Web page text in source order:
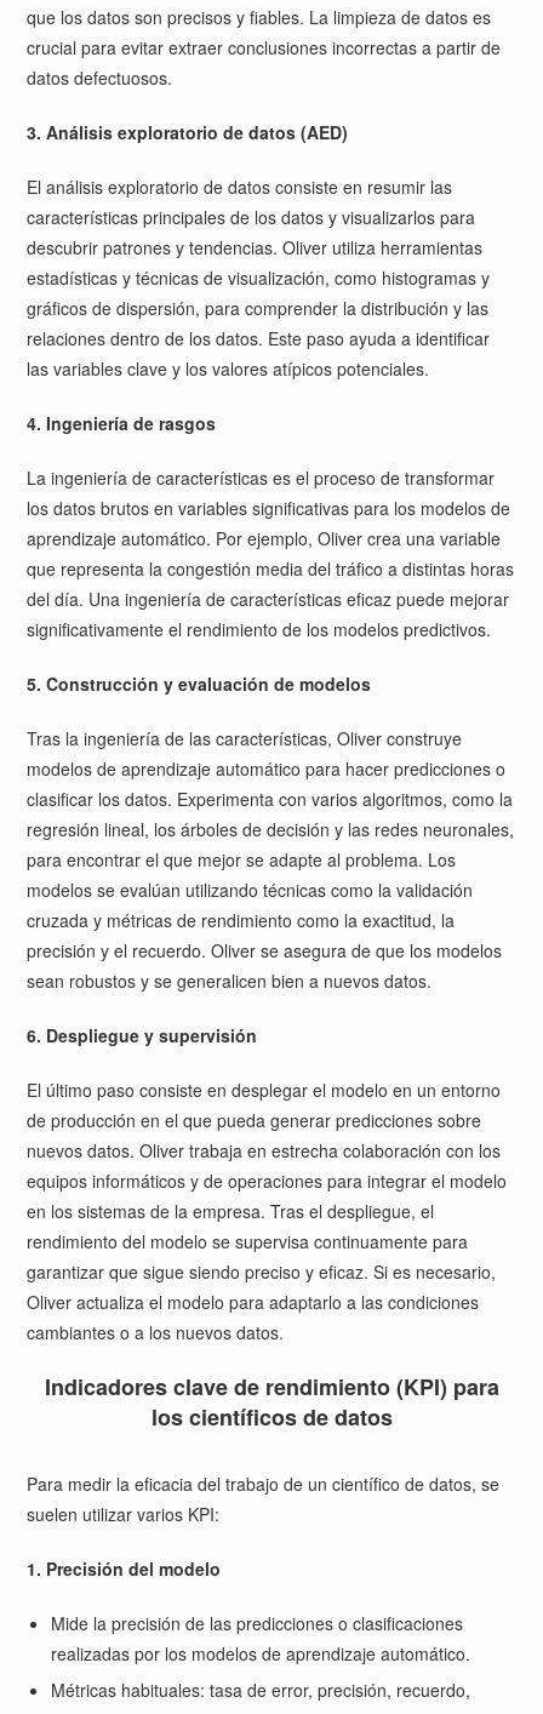
que los datos son precisos y fiables. La limpieza de datos es
crucial para evitar extraer conclusiones incorrectas a partir de
datos defectuosos.
3. Análisis exploratorio de datos (AED)
El análisis exploratorio de datos consiste en resumir las
características principales de los datos y visualizarlos para
descubrir patrones y tendencias. Oliver utiliza herramientas
estadísticas y técnicas de visualización, como histogramas y
gráficos de dispersión, para comprender la distribución y las
relaciones dentro de los datos. Este paso ayuda a identificar
las variables clave y los valores atípicos potenciales.
4. Ingeniería de rasgos
La ingeniería de características es el proceso de transformar
los datos brutos en variables significativas para los modelos de
aprendizaje automático. Por ejemplo, Oliver crea una variable
que representa la congestión media del tráfico a distintas horas
del día. Una ingeniería de características eficaz puede mejorar
significativamente el rendimiento de los modelos predictivos.
5. Construcción y evaluación de modelos
Tras la ingeniería de las características, Oliver construye
modelos de aprendizaje automático para hacer predicciones o
clasificar los datos. Experimenta con varios algoritmos, como la
regresión lineal, los árboles de decisión y las redes neuronales,
para encontrar el que mejor se adapte al problema. Los
modelos se evalúan utilizando técnicas como la validación
cruzada y métricas de rendimiento como la exactitud, la
precisión y el recuerdo. Oliver se asegura de que los modelos
sean robustos y se generalicen bien a nuevos datos.
6. Despliegue y supervisión
El último paso consiste en desplegar el modelo en un entorno
de producción en el que pueda generar predicciones sobre
nuevos datos. Oliver trabaja en estrecha colaboración con los
equipos informáticos y de operaciones para integrar el modelo
en los sistemas de la empresa. Tras el despliegue, el
rendimiento del modelo se supervisa continuamente para
garantizar que sigue siendo preciso y eficaz. Si es necesario,
Oliver actualiza el modelo para adaptarlo a las condiciones
cambiantes o a los nuevos datos.
Indicadores clave de rendimiento (KPI) para
los científicos de datos
Para medir la eficacia del trabajo de un científico de datos, se
suelen utilizar varios KPI:
1. Precisión del modelo
Mide la precisión de las predicciones o clasificaciones
realizadas por los modelos de aprendizaje automático.
Métricas habituales: tasa de error, precisión, recuerdo,